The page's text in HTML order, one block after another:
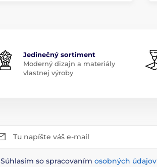
Jedinečný sortiment
Moderný dizajn a materiály
vlastnej výroby
Tu napíšte váš e-mail
Súhlasím so spracovaním osobných údajov